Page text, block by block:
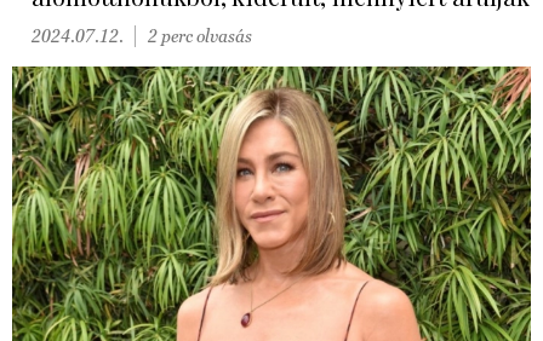
2024.07.12. 2 perc olvasás